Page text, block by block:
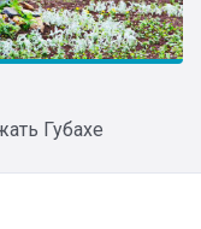
Губахе